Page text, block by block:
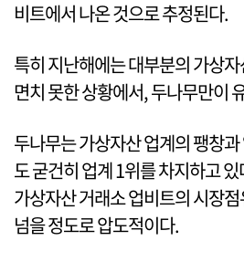
비트에서 나온 것으로 추정된다.
특히 지난해에는 대부분의 가상
면치 못한 상황에서, 두나무만이
두나무는 가상자산 업계의 팽창과
도 굳건히 업계 1위를 차지하고
가상자산 거래소 업비트의 시장
넘을 정도로 압도적이다.